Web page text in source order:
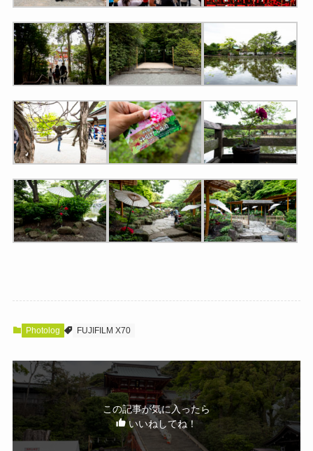
Photolog FUJIFILM X70
この記事が気に入ったら
いいねしてね！